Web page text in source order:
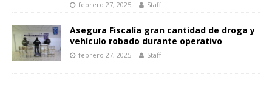
febrero 27, 2025 Staff
Asegura Fiscalía gran cantidad de droga y
vehículo robado durante operativo
febrero 27, 2025 Staff